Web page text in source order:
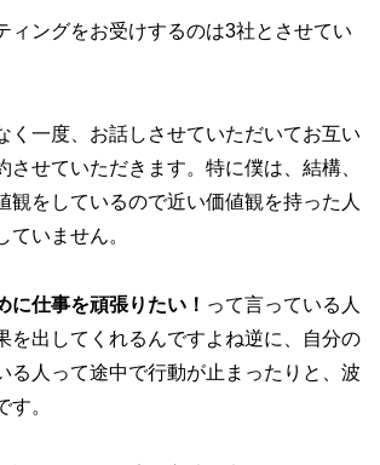
ィングをお受けするのは3社とさせてい
く一度、お話しさせていただいてお互い
させていただきます。特に僕は、結構、
観をしているので近い価値観を持った人
ていません。
に仕事を頑張りたい！ って言っている人
を出してくれるんですよね逆に、自分の
る人って途中で行動が止まったりと、波
す。